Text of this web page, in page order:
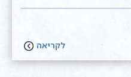
לקריאה